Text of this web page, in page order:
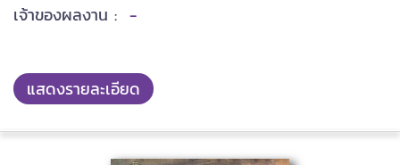
เจ้าของผลงาน : -
แสดงรายละเอียด